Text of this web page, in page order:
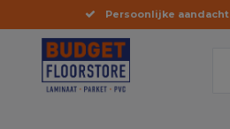
Persoonlijke aandacht